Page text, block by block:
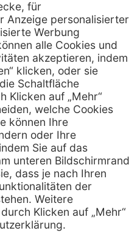
718 19 61 99
19 61 23
Hilfe
FAQs
Kontakt
Außendienst
Lob & Kritik
Retoure anmelden
Rechtliches
Impressum